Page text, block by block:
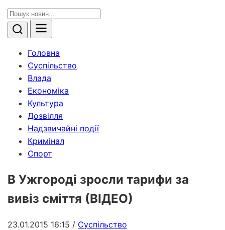
Головна
Суспільство
Влада
Економіка
Культура
Дозвілля
Надзвичайні події
Кримінал
Спорт
В Ужгороді зросли тарифи за
вивіз сміття (ВІДЕО)
23.01.2015 16:15 / Суспільство